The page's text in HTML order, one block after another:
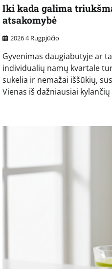
Iki kada galima
atsakomybė
2026 4 Rugpjūčio
Gyvenimas daugiabutyje ar
individualių namų kvartale
sukelia ir nemažai iššūkių,
Vienas iš dažniausiai